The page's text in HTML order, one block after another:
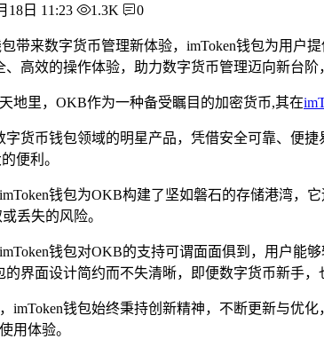
18日 11:23 1.3K 0
带来数字货币管理新体验，imToken钱包为用
、高效的操作体验，助力数字货币管理迈向新台
地里，OKB作为一种备受瞩目的加密货币,其在
字货币钱包领域的明星产品，凭借安全可靠、便
便利。
钱包为OKB构建了坚如磐石的存储港湾，
丢失的风险。
钱包对OKB的支持可谓面面俱到，用户能
的界面设计简约而不失清晰，即便数字货币新手
imToken钱包始终秉持创新精神，不断更新与优
用体验。